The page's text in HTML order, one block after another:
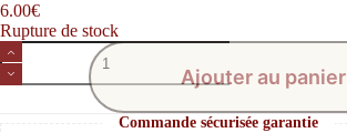
6.00€
Rupture de stock
quantité
de
Fil
Ajouter au panier
Commande sécurisée garantie